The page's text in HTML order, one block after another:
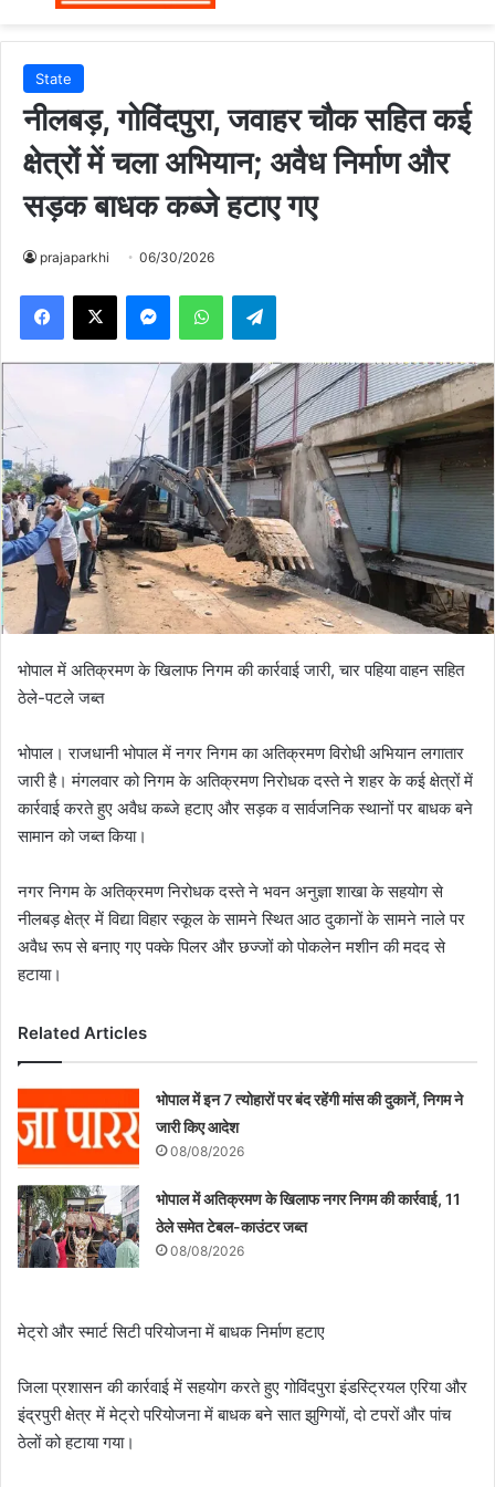
State
नीलबड़, गोविंदपुरा, जवाहर चौक सहित कई
क्षेत्रों में चला अभियान; अवैध निर्माण और
सड़क बाधक कब्जे हटाए गए
prajaparkhi 06/30/2026
MessengerWhatsAppTelegram
भोपाल में अतिक्रमण के खिलाफ निगम की कार्रवाई जारी, चार पहिया वाहन सहित
ठेले-पटले जब्त
भोपाल। राजधानी भोपाल में नगर निगम का अतिक्रमण विरोधी अभियान लगातार
जारी है। मंगलवार को निगम के अतिक्रमण निरोधक दस्ते ने शहर के कई क्षेत्रों में
कार्रवाई करते हुए अवैध कब्जे हटाए और सड़क व सार्वजनिक स्थानों पर बाधक बने
सामान को जब्त किया।
नगर निगम के अतिक्रमण निरोधक दस्ते ने भवन अनुज्ञा शाखा के सहयोग से
नीलबड़ क्षेत्र में विद्या विहार स्कूल के सामने स्थित आठ दुकानों के सामने नाले पर
अवैध रूप से बनाए गए पक्के पिलर और छज्जों को पोकलेन मशीन की मदद से
हटाया।
Related Articles
भोपाल में इन 7 त्योहारों पर बंद रहेंगी मांस की दुकानें, निगम ने
जारी किए आदेश
08/08/2026
भोपाल में अतिक्रमण के खिलाफ नगर निगम की कार्रवाई, 11
ठेले समेत टेबल-काउंटर जब्त
08/08/2026
मेट्रो और स्मार्ट सिटी परियोजना में बाधक निर्माण हटाए
जिला प्रशासन की कार्रवाई में सहयोग करते हुए गोविंदपुरा इंडस्ट्रियल एरिया और
इंद्रपुरी क्षेत्र में मेट्रो परियोजना में बाधक बने सात झुग्गियों, दो टपरों और पांच
ठेलों को हटाया गया।